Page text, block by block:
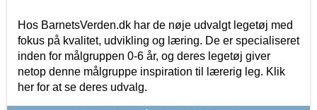
Hos BarnetsVerden.dk har de nøje udvalgt legetøj med
fokus på kvalitet, udvikling og læring. De er specialiseret
inden for målgruppen 0-6 år, og deres legetøj giver
netop denne målgruppe inspiration til lærerig leg. Klik
her for at se deres udvalg.